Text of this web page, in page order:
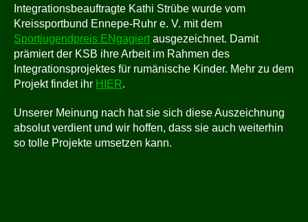
Integrationsbeauftragte Kathi Strübe wurde vom
Kreissportbund Ennepe-Ruhr e. V. mit dem
Sportjugendpreis ENgagiertausgezeichnet. Damit
prämiert der KSB ihre Arbeit im Rahmen des
Integrationsprojektes für rumänische Kinder. Mehr zu dem
Projekt findet ihr HIER.
Unserer Meinung nach hat sie sich diese Auszeichnung
absolut verdient und wir hoffen, dass sie auch weiterhin
so tolle Projekte umsetzen kann.